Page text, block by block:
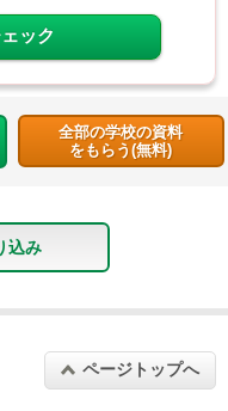
ック
全部の学校の資料
をもらう(無料)
込み
ページトップへ